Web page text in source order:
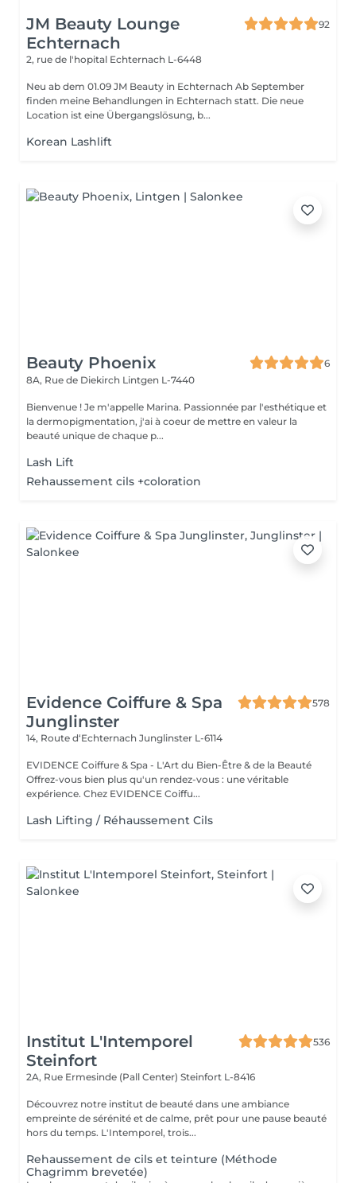
JM Beauty Lounge
Echternach
92
2, rue de l'hopital Echternach L-6448
Neu ab dem 01.09 JM Beauty in Echternach Ab September
finden meine Behandlungen in Echternach statt. Die neue
Location ist eine Übergangslösung, b...
Korean Lashlift
Beauty Phoenix
6
8A, Rue de Diekirch Lintgen L-7440
Bienvenue ! Je m'appelle Marina. Passionnée par l'esthétique et
la dermopigmentation, j'ai à coeur de mettre en valeur la
beauté unique de chaque p...
Lash Lift
Rehaussement cils +coloration
Evidence Coiffure & Spa
Junglinster
578
14, Route d‘Echternach Junglinster L-6114
EVIDENCE Coiffure & Spa - L'Art du Bien-Être & de la Beauté
Offrez-vous bien plus qu'un rendez-vous : une véritable
expérience. Chez EVIDENCE Coiffu...
Lash Lifting / Réhaussement Cils
Institut L'Intemporel
Steinfort
536
2A, Rue Ermesinde (Pall Center) Steinfort L-8416
Découvrez notre institut de beauté dans une ambiance
empreinte de sérénité et de calme, prêt pour une pause beauté
hors du temps. L'Intemporel, trois...
Rehaussement de cils et teinture (Méthode
Chagrimm brevetée)